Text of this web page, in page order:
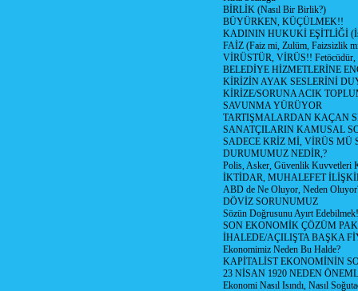
BİRLİK (Nasıl Bir Birlik?)
BÜYÜRKEN, KÜÇÜLMEK!!
KADININ HUKUKİ EŞİTLİĞİ
FAİZ (Faiz mi, Zulüm, Faizsizlik
VİRÜSTÜR, VİRÜS!! Fetöcüdür,
BELEDİYE HİZMETLERİNE
KİRİZİN AYAK SESLERİNİ
KİRİZE/SORUNA ACIK
SAVUNMA YÜRÜYOR
TARTIŞMALARDAN KAÇAN
SANATÇILARIN KAMUSAL
SADECE KRİZ Mİ, VİRÜS MÜ
DURUMUMUZ NEDİR,?
Polis, Asker, Güvenlik Kuvvetleri
İKTİDAR, MUHALEFET
ABD de Ne Oluyor, Neden
DÖVİZ SORUNUMUZ
Sözün Doğrusunu Ayırt Edebilmek!
SON EKONOMİK ÇÖZÜM
İHALEDE/AÇILIŞTA BAŞKA
Ekonomimiz Neden Bu Halde?
KAPİTALİST EKONOMİNİN
23 NİSAN 1920 NEDEN
Ekonomi Nasıl Isındı, Nasıl